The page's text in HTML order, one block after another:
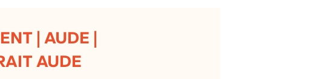
| AUDE |
AUDE